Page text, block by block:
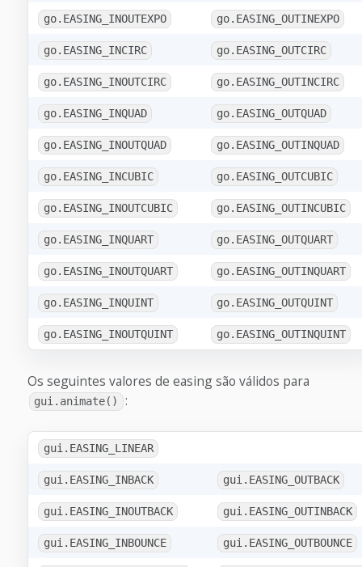
go.EASING_INOUTEXPO go.EASING_OUTINEXPO
go.EASING_INCIRC go.EASING_OUTCIRC
go.EASING_INOUTCIRC go.EASING_OUTINCIRC
go.EASING_INQUAD go.EASING_OUTQUAD
go.EASING_INOUTQUAD go.EASING_OUTINQUAD
go.EASING_INCUBIC go.EASING_OUTCUBIC
go.EASING_INOUTCUBIC go.EASING_OUTINCUBIC
go.EASING_INQUART go.EASING_OUTQUART
go.EASING_INOUTQUART go.EASING_OUTINQUART
go.EASING_INQUINT go.EASING_OUTQUINT
go.EASING_INOUTQUINT go.EASING_OUTINQUINT
Os seguintes valores de easing são válidos para
gui.animate() :
gui.EASING_LINEAR
gui.EASING_INBACK gui.EASING_OUTBACK
gui.EASING_INOUTBACK gui.EASING_OUTINBACK
gui.EASING_INBOUNCE gui.EASING_OUTBOUNCE